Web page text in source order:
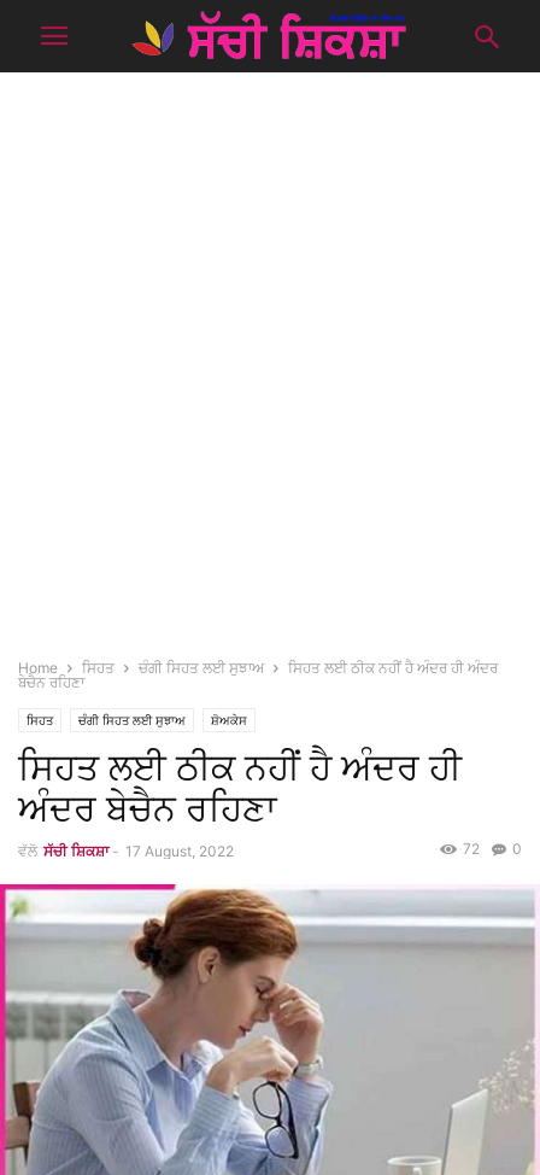
Home ਸਿਹਤ ਚੰਗੀ ਸਿਹਤ ਲਈ ਸੁਝਾਅ
ਸਿਹਤ ਲਈ ਠੀਕ ਨਹੀਂ ਹੈ ਅੰਦਰ ਹੀ ਅੰਦਰ
ਬੇਚੈਨ ਰਹਿਣਾ
ਸਿਹਤ ਚੰਗੀ ਸਿਹਤ ਲਈ ਸੁਝਾਅ ਸ਼ੋਅਕੇਸ
ਸਿਹਤ ਲਈ ਠੀਕ ਨਹੀਂ ਹੈ ਅੰਦਰ ਹੀ
ਅੰਦਰ ਬੇਚੈਨ ਰਹਿਣਾ
ਵੱਲੋ ਸੱਚੀ ਸ਼ਿਕਸ਼ਾ - 17 August, 2022 0
72